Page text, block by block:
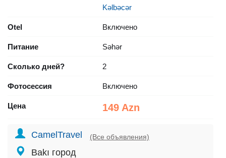
Kəlbəcər
Otel Включено
Питание Səhər
Сколько дней? 2
Фотосессия Включено
Цена 149 Azn
CamelTravel (Все объявления)
Bakı город